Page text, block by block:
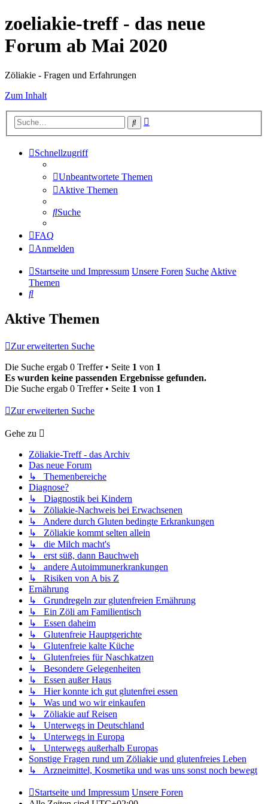
zoeliakie-treff - das neue
Forum ab Mai 2020
Zöliakie - Fragen und Erfahrungen
Zum Inhalt
Suche
Schnellzugriff
Unbeantwortete Themen
Aktive Themen
Suche
FAQ
Anmelden
Startseite und Impressum Unsere Foren SucheAktive
Themen
Suche
Aktive Themen
Zur erweiterten Suche
Die Suche ergab 0 Treffer • Seite 1 von 1
Es wurden keine passenden Ergebnisse gefunden.
Die Suche ergab 0 Treffer • Seite 1 von 1
Zur erweiterten Suche
Gehe zu
Zöliakie-Treff - das Archiv
Das neue Forum
↳ Themenbereiche
Diagnose?
↳ Diagnostik bei Kindern
↳ Zöliakie-Nachweis bei Erwachsenen
↳ Andere durch Gluten bedingte Erkrankungen
↳ Zöliakie kommt selten allein
↳ die Milch macht's
↳ erst süß, dann Bauchweh
↳ andere Autoimmunerkrankungen
↳ Risiken von A bis Z
Ernährung
↳ Grundregeln zur glutenfreien Ernährung
↳ Ein Zöli am Familientisch
↳ Essen daheim
↳ Glutenfreie Hauptgerichte
↳ Glutenfreie kalte Küche
↳ Glutenfreies für Naschkatzen
↳ Besondere Gelegenheiten
↳ Essen außer Haus
↳ Hier konnte ich gut glutenfrei essen
↳ Was und wo wir einkaufen
↳ Zöliakie auf Reisen
↳ Unterwegs in Deutschland
↳ Unterwegs in Europa
↳ Unterwegs außerhalb Europas
Sonstige Fragen rund um Zöliakie und glutenfreies Leben
↳ Arzneimittel, Kosmetika und was uns sonst noch bewegt
Startseite und Impressum Unsere Foren